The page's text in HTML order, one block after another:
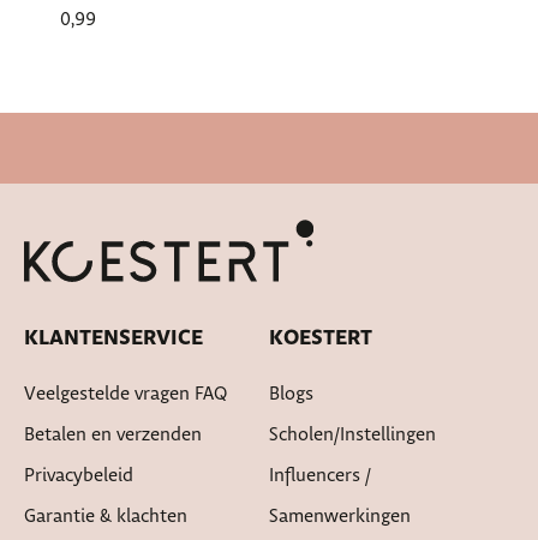
0,99
KLANTENSERVICE
Veelgestelde vragen FAQ
Betalen en verzenden
Privacybeleid
Garantie & klachten
KOESTERT
Blogs
Scholen/instellingen
Influencers /
Samenwerkingen